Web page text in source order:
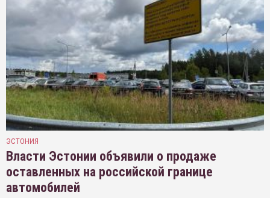
ЭСТОНИЯ
Власти Эстонии объявили о продаже
оставленных на российской границе
автомобилей